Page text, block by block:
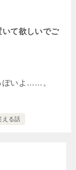
て欲しいでご
ぽいよ……。
える話